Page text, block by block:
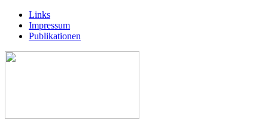
Links
Impressum
Publikationen